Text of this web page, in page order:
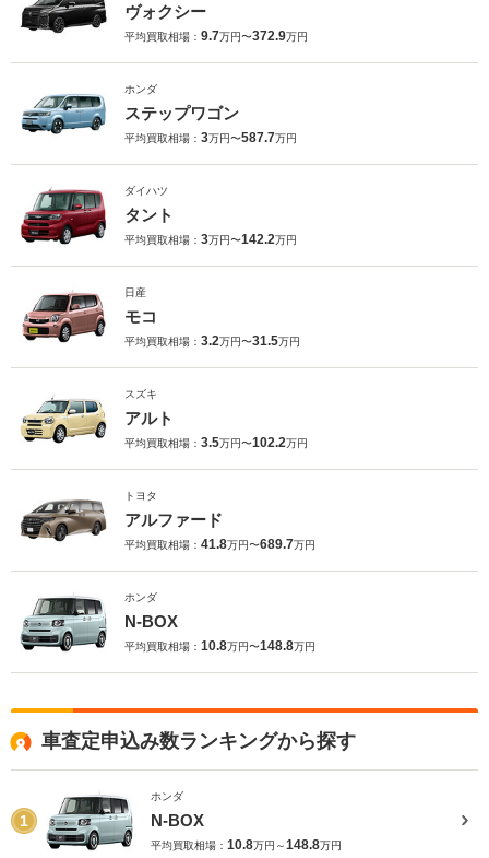
ヴォクシー
平均買取相場： 9.7万円〜372.9万円
ホンダ
ステップワゴン
平均買取相場： 3万円〜587.7万円
ダイハツ
タント
平均買取相場： 3万円〜142.2万円
日産
モコ
平均買取相場： 3.2万円〜31.5万円
スズキ
アルト
平均買取相場： 3.5万円〜102.2万円
トヨタ
アルファード
平均買取相場： 41.8万円〜689.7万円
ホンダ
N-BOX
平均買取相場： 10.8万円〜148.8万円
車査定申込み数ランキングから探す
1
ホンダ
N-BOX
平均買取相場： 10.8万円～148.8万円